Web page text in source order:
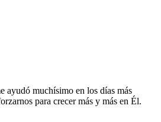
ayudó muchísimo en los días más
para crecer más y más en Él.